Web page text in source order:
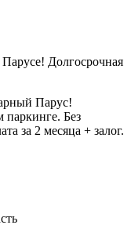
Долгосрочная
Парус!
паркинге. Без
за 2 месяца + залог.